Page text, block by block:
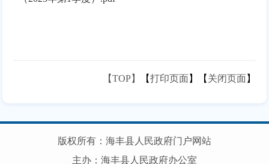
【TOP】 【打印页面】【 关闭页面】
版权所有：海丰县人民政府门户网站
主办：海丰县人民政府办公室